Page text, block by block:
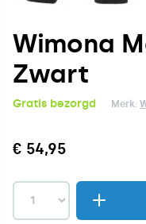
Wimona
Zwart
Gratis bezorgd Merk:
€ 54,95